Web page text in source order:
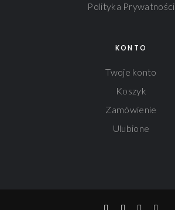
Polityka Prywatności
KONTO
Twoje konto
Koszyk
Zamówienie
Ulubione